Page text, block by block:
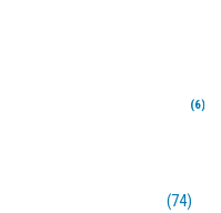
(6)
(74)